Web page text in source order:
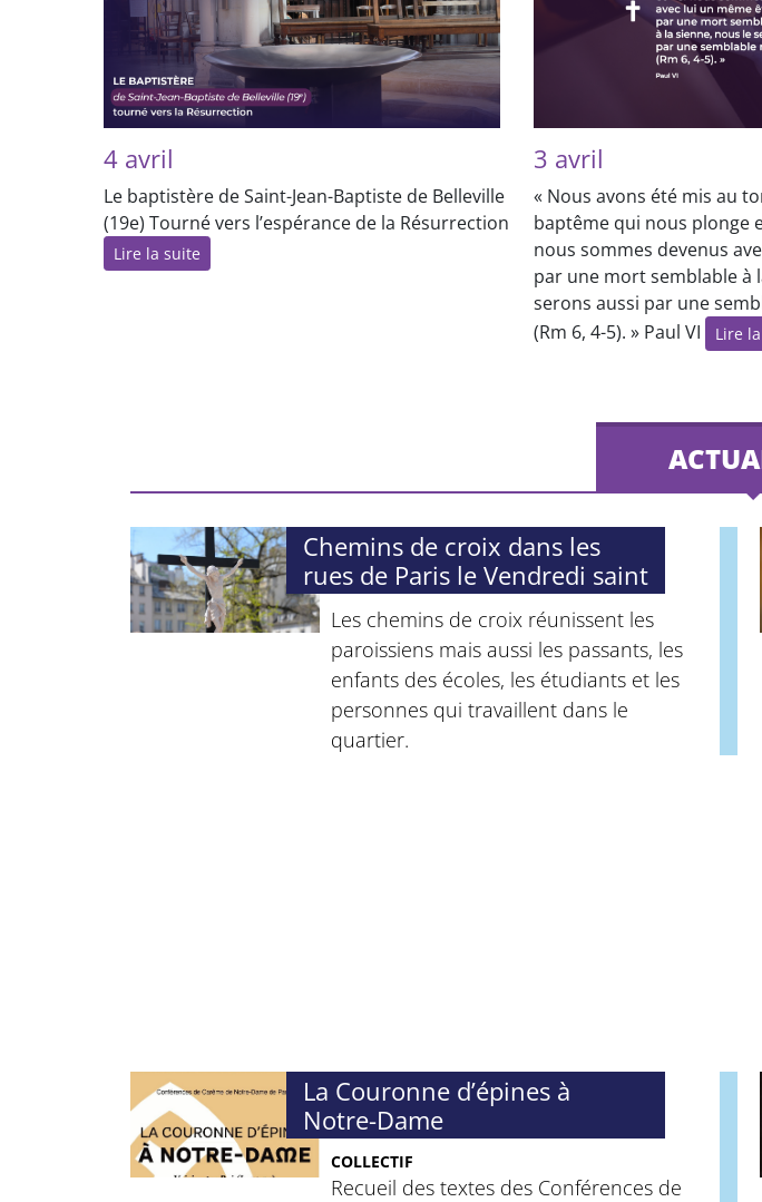
4 avril
Le baptistère de Saint-Jean-Baptiste de Belleville
(19e) Tourné vers l’espérance de la Résurrection
Lire la suite
3 avril
« Nous avons été mis au
baptême qui nous plonge
nous sommes devenus
par une mort semblable à
serons aussi par une
(Rm 6, 4-5). » Paul VI
Lire
Chemins de croix dans les
rues de Paris le Vendredi saint
Les chemins de croix réunissent les
paroissiens mais aussi les passants, les
enfants des écoles, les étudiants et les
personnes qui travaillent dans le
quartier.
La Couronne d’épines à
Notre-Dame
COLLECTIF
Recueil des textes des Conférences de